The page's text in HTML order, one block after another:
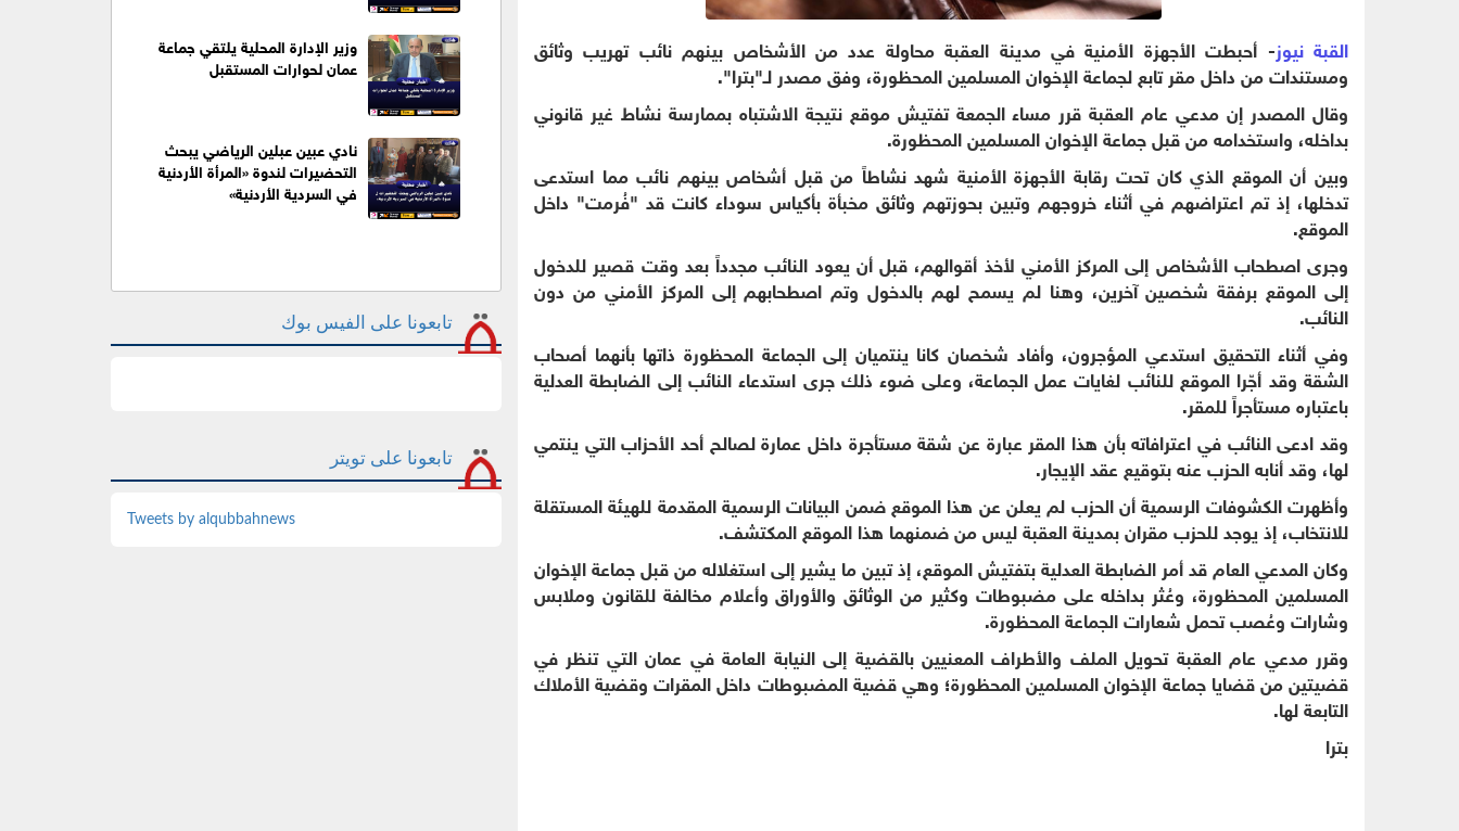
القبة نيوز- أحبطت الأجهزة الأمنية في مدينة العقبة محاولة عدد من الأشخاص بينهم نائب تهريب وثائق
ومستندات من داخل مقر تابع لجماعة الإخوان المسلمين المحظورة، وفق مصدر لـ"بترا".
وقال المصدر إن مدعي عام العقبة قرر مساء الجمعة تفتيش موقع نتيجة الاشتباه بممارسة نشاط غير قانوني
بداخله، واستخدامه من قبل جماعة الإخوان المسلمين المحظورة.
وبين أن الموقع الذي كان تحت رقابة الأجهزة الأمنية شهد نشاطاً من قبل أشخاص بينهم نائب مما استدعى
تدخلها، إذ تم اعتراضهم في أثناء خروجهم وتبين بحوزتهم وثائق مخبأة بأكياس سوداء كانت قد "فُرمت" داخل
الموقع.
وجرى اصطحاب الأشخاص إلى المركز الأمني لأخذ أقوالهم، قبل أن يعود النائب مجدداً بعد وقت قصير للدخول
إلى الموقع برفقة شخصين آخرين، وهنا لم يسمح لهم بالدخول وتم اصطحابهم إلى المركز الأمني من دون
النائب.
وفي أثناء التحقيق استدعي المؤجرون، وأفاد شخصان كانا ينتميان إلى الجماعة المحظورة ذاتها بأنهما أصحاب
الشقة وقد أجّرا الموقع للنائب لغايات عمل الجماعة، وعلى ضوء ذلك جرى استدعاء النائب إلى الضابطة العدلية
باعتباره مستأجراً للمقر.
وقد ادعى النائب في اعترافاته بأن هذا المقر عبارة عن شقة مستأجرة داخل عمارة لصالح أحد الأحزاب التي ينتمي
لها، وقد أنابه الحزب عنه بتوقيع عقد الإيجار.
وأظهرت الكشوفات الرسمية أن الحزب لم يعلن عن هذا الموقع ضمن البيانات الرسمية المقدمة للهيئة المستقلة
للانتخاب، إذ يوجد للحزب مقران بمدينة العقبة ليس من ضمنهما هذا الموقع المكتشف.
وكان المدعي العام قد أمر الضابطة العدلية بتفتيش الموقع، إذ تبين ما يشير إلى استغلاله من قبل جماعة الإخوان
المسلمين المحظورة، وعُثر بداخله على مضبوطات وكثير من الوثائق والأوراق وأعلام مخالفة للقانون وملابس
وشارات وعُصب تحمل شعارات الجماعة المحظورة.
وقرر مدعي عام العقبة تحويل الملف والأطراف المعنيين بالقضية إلى النيابة العامة في عمان التي تنظر في
قضيتين من قضايا جماعة الإخوان المسلمين المحظورة؛ وهي قضية المضبوطات داخل المقرات وقضية الأملاك
التابعة لها.
بترا
وزير الإدارة المحلية يلتقي جماعة
عمان لحوارات المستقبل
نادي عبين عبلين الرياضي يبحث
التحضيرات لندوة «المرأة الأردنية
في السردية الأردنية»
تابعونا على الفيس بوك
تابعونا على تويتر
Tweets by alqubbahnews